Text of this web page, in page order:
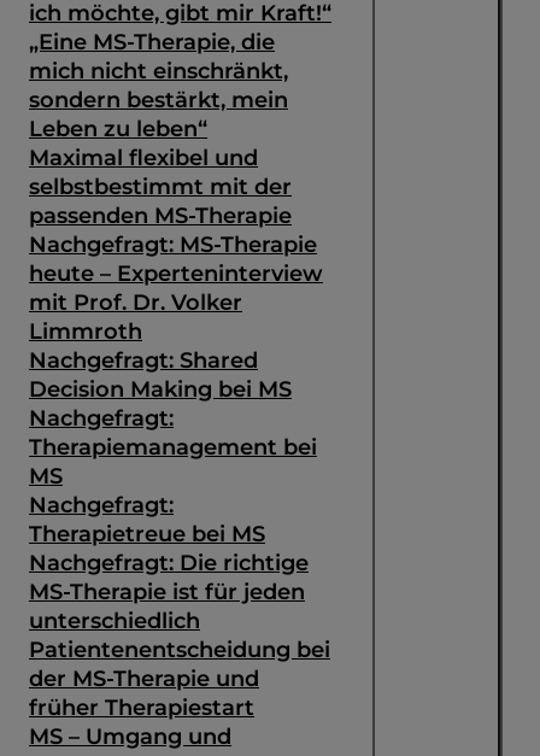
ich möchte, gibt mir Kraft!“
„Eine MS-Therapie, die
mich nicht einschränkt,
sondern bestärkt, mein
Leben zu leben“
Maximal flexibel und
selbstbestimmt mit der
passenden MS-Therapie
Nachgefragt: MS-Therapie
heute – Experteninterview
mit Prof. Dr. Volker
Limmroth
Nachgefragt: Shared
Decision Making bei MS
Nachgefragt:
Therapiemanagement bei
MS
Nachgefragt:
Therapietreue bei MS
Nachgefragt: Die richtige
MS-Therapie ist für jeden
unterschiedlich
Patientenentscheidung bei
der MS-Therapie und
früher Therapiestart
MS – Umgang und